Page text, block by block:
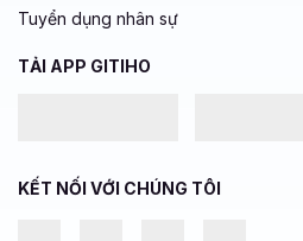
Tuyển dụng nhân sự
TẢI APP GITIHO
KẾT NỐI VỚI CHÚNG TÔI